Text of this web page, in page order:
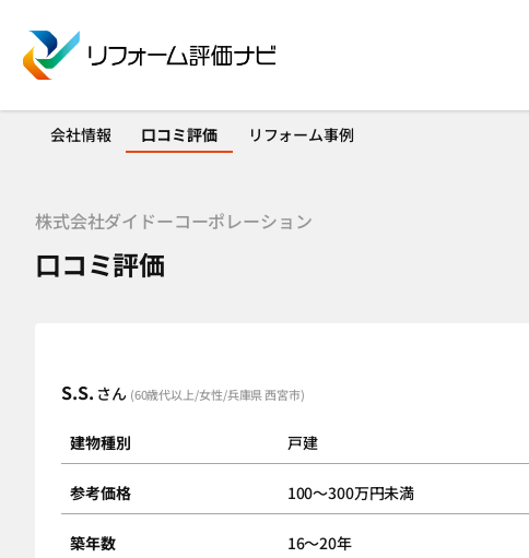
会社情報 口コミ評価 リフォーム事例
株式会社ダイドーコーポレーション
口コミ評価
S.S. さん (60歳代以上/女性/兵庫県 西宮市)
建物種別 戸建
参考価格 100～300万円未満
築年数 16～20年